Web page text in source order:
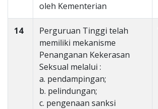
oleh Kementerian
14
Perguruan Tinggi telah
memiliki mekanisme
Penanganan Kekerasan
Seksual melalui :
a. pendampingan;
b. pelindungan;
c. pengenaan sanksi